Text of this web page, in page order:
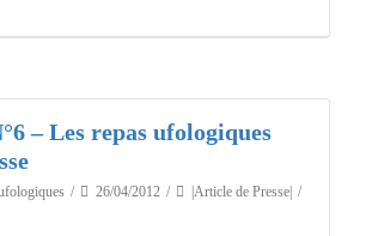
– Les repas ufologiques
26/04/2012
|Article de Presse|